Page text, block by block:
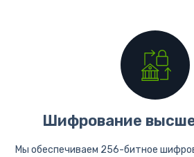
Шифрование
Мы обеспечиваем 256-битное